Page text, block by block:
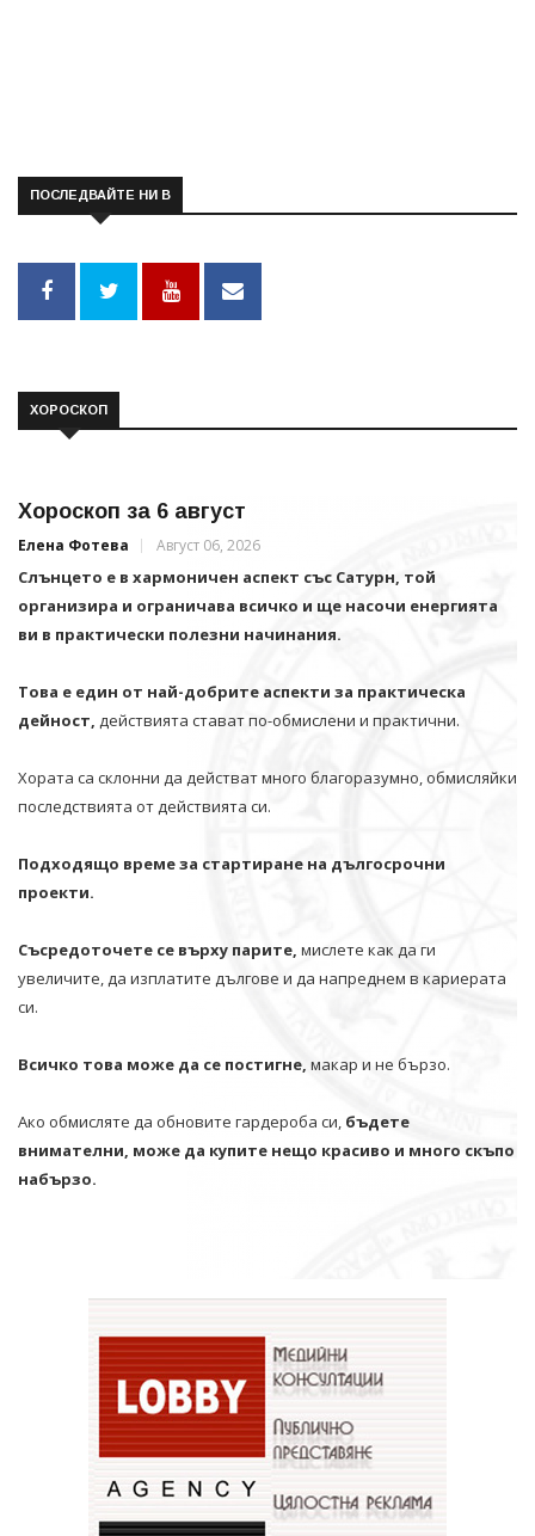
ПОСЛЕДВАЙТЕ НИ В
ХОРОСКОП
Хороскоп за 6 август
Елена Фотева Август 06, 2026
Слънцето е в хармоничен аспект със Сатурн, той
организира и ограничава всичко и щe насочи енергията
ви в практически полезни начинания.
Това е един от най-добрите аспекти за практическа
дейност, действията стават по-обмислени и практични.
Хората са склонни да действат много благоразумно, обмисляйки
последствията от действията си.
Подходящо време за стартиране на дългосрочни
проекти.
Съсредоточете се върху парите, мислете как да ги
увеличите, да изплатите дългове и да напреднем в кариерата
си.
Всичко това може да се постигне, макар и не бързо.
Ако обмисляте да обновите гардероба си, бъдете
внимателни, може да купите нещо красиво и много скъпо
набързо.